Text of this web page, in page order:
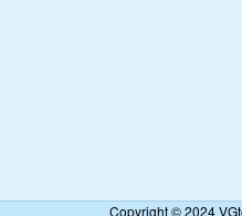
Copyright © 2024